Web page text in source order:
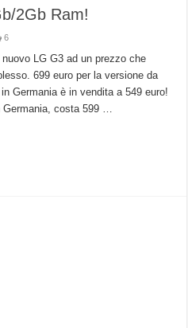
2Gb Ram!
6
LG G3 ad un prezzo che
699 euro per la versione da
Germania è in vendita a 549 euro!
Germania, costa 599 …